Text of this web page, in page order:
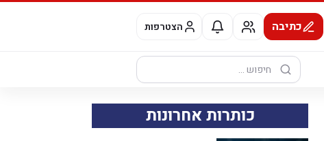
כתיבה הצטרפות
חיפוש:
כותרות אחרונות